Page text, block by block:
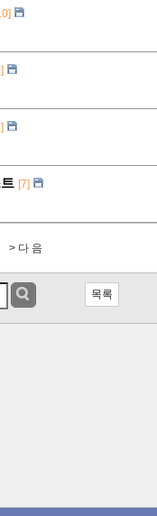
[7]
> 다 음
목록